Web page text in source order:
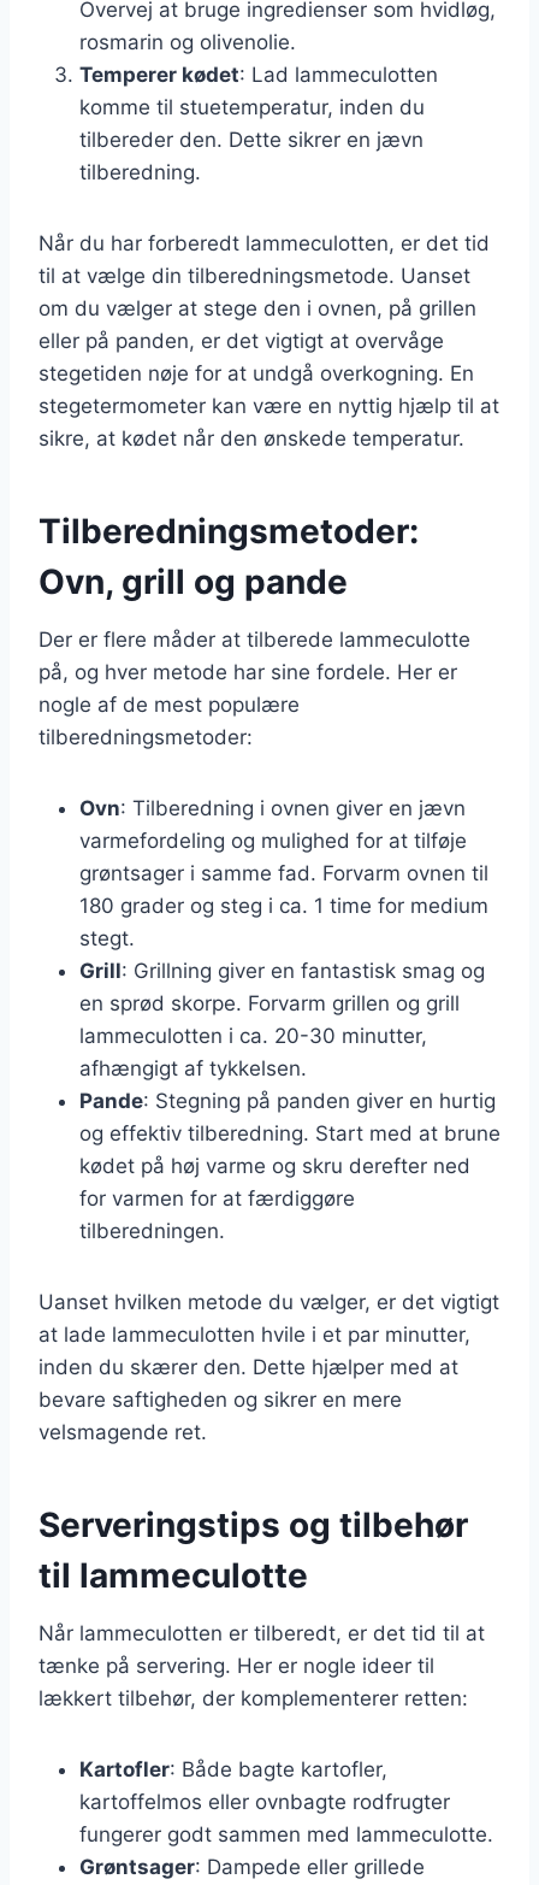
Overvej at bruge ingredienser som hvidløg,
rosmarin og olivenolie.
Temperer kødet: Lad lammeculotten
komme til stuetemperatur, inden du
tilbereder den. Dette sikrer en jævn
tilberedning.
Når du har forberedt lammeculotten, er det tid
til at vælge din tilberedningsmetode. Uanset
om du vælger at stege den i ovnen, på grillen
eller på panden, er det vigtigt at overvåge
stegetiden nøje for at undgå overkogning. En
stegetermometer kan være en nyttig hjælp til at
sikre, at kødet når den ønskede temperatur.
Tilberedningsmetoder:
Ovn, grill og pande
Der er flere måder at tilberede lammeculotte
på, og hver metode har sine fordele. Her er
nogle af de mest populære
tilberedningsmetoder:
Ovn: Tilberedning i ovnen giver en jævn
varmefordeling og mulighed for at tilføje
grøntsager i samme fad. Forvarm ovnen til
180 grader og steg i ca. 1 time for medium
stegt.
Grill: Grillning giver en fantastisk smag og
en sprød skorpe. Forvarm grillen og grill
lammeculotten i ca. 20-30 minutter,
afhængigt af tykkelsen.
Pande: Stegning på panden giver en hurtig
og effektiv tilberedning. Start med at brune
kødet på høj varme og skru derefter ned
for varmen for at færdiggøre
tilberedningen.
Uanset hvilken metode du vælger, er det vigtigt
at lade lammeculotten hvile i et par minutter,
inden du skærer den. Dette hjælper med at
bevare saftigheden og sikrer en mere
velsmagende ret.
Serveringstips og tilbehør
til lammeculotte
Når lammeculotten er tilberedt, er det tid til at
tænke på servering. Her er nogle ideer til
lækkert tilbehør, der komplementerer retten:
Kartofler: Både bagte kartofler,
kartoffelmos eller ovnbagte rodfrugter
fungerer godt sammen med lammeculotte.
Grøntsager: Dampede eller grillede